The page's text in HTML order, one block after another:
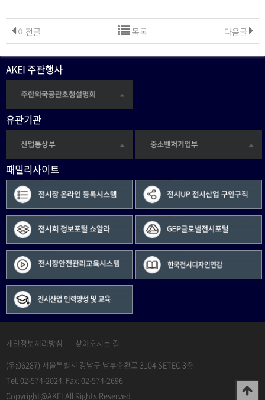
이전글 다음글
목록
AKEI 주관행사
유관기관
패밀리사이트
개인정보처리방침 | 찾아오시는 길
(우:06287) 서울특별시 강남구 남부순환로 3104 SETEC 3층
Tel: 02-574-2024. Fax: 02-574-2696
Copyright@AKEI All Rights Reserved